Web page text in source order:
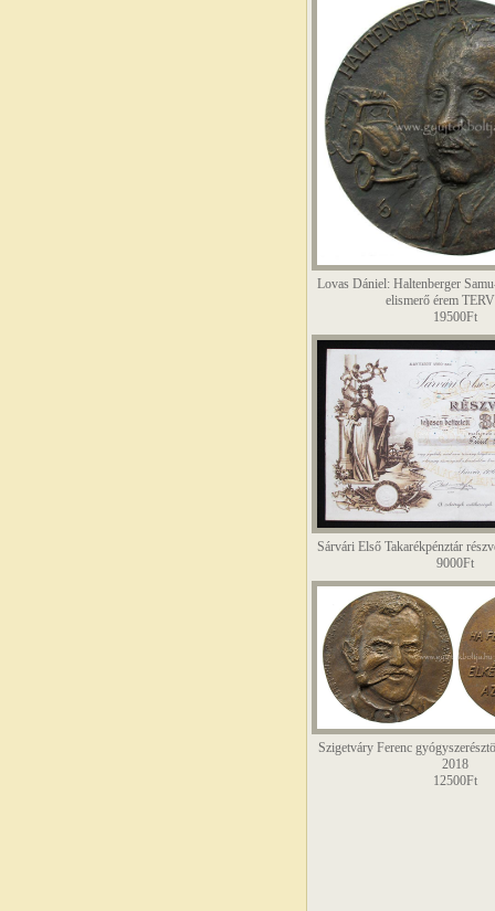
Lovas Dániel: Haltenberger
elismerő érem
19500Ft
Sárvári Első Takarékpénztár
9000Ft
Szigetváry Ferenc
2018
12500Ft